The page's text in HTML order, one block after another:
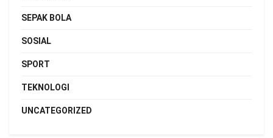
SEPAK BOLA
SOSIAL
SPORT
TEKNOLOGI
UNCATEGORIZED